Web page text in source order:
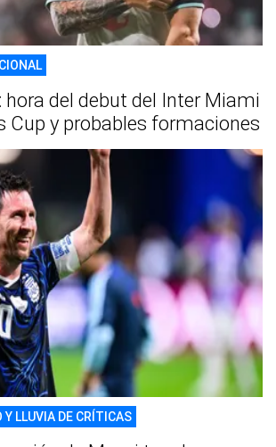
hora del debut del Inter Miami
Cup y probables formaciones
Y LLUVIA DE CRÍTICAS